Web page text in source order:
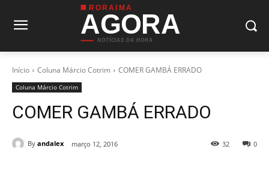
RORAIMA
AGORA
NOTÍCIAS DA HORA
Início Coluna Márcio Cotrim COMER GAMBÁ ERRADO
Coluna Márcio Cotrim
COMER GAMBÁ ERRADO
By andalex março 12, 2016 0
32